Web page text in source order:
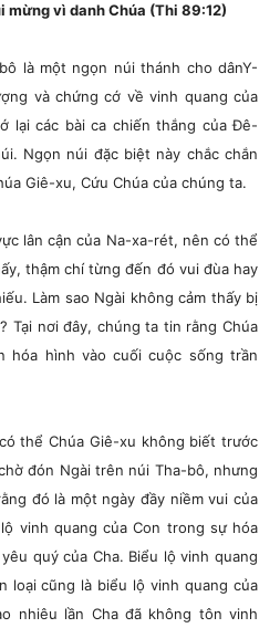
vì danh Chúa (Thi 89:12)
là một ngọn núi thánh cho dânY-
và chứng cớ về vinh quang của
lại các bài ca chiến thắng của Đê-
Ngọn núi đặc biệt này chắc chắn
Giê-xu, Cứu Chúa của chúng ta.
lân cận của Na-xa-rét, nên có thể
thậm chí từng đến đó vui đùa hay
Làm sao Ngài không cảm thấy bị
Tại nơi đây, chúng ta tin rằng Chúa
hóa hình vào cuối cuộc sống trần
thể Chúa Giê-xu không biết trước
đón Ngài trên núi Tha-bô, nhưng
đó là một ngày đầy niềm vui của
vinh quang của Con trong sự hóa
quý của Cha. Biểu lộ vinh quang
loại cũng là biểu lộ vinh quang của
nhiêu lần Cha đã không tôn vinh